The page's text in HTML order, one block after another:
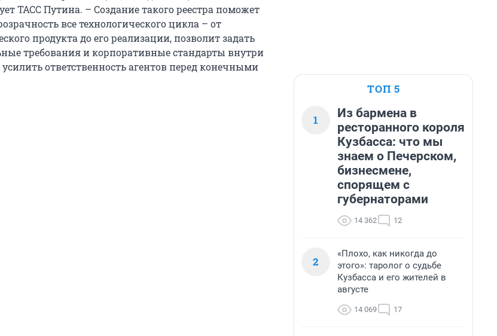
ТАСС Путина. – Создание такого реестра поможет
все технологического цикла – от
продукта до его реализации, позволит задать
требования и корпоративные стандарты внутри
ответственность агентов перед конечными
ТОП 5
1
Из бармена в
ресторанного короля
Кузбасса: что мы
знаем о Печерском,
бизнесмене,
спорящем с
губернаторами
14 362 12
2
«Плохо, как никогда до
этого»: таролог о судьбе
Кузбасса и его жителей в
августе
14 069 17